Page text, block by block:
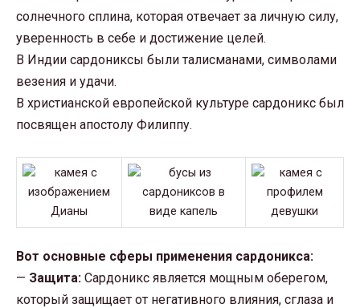
солнечного сплина, которая отвечает за личную силу,
уверенность в себе и достижение целей.
В Индии сардониксы были талисманами, символами
везения и удачи.
В христианской европейской культуре сардоникс был
посвящен апостолу Филиппу.
Вот основные сферы применения сардоникса:
— Защита: Сардоникс является мощным оберегом,
который защищает от негативного влияния, сглаза и